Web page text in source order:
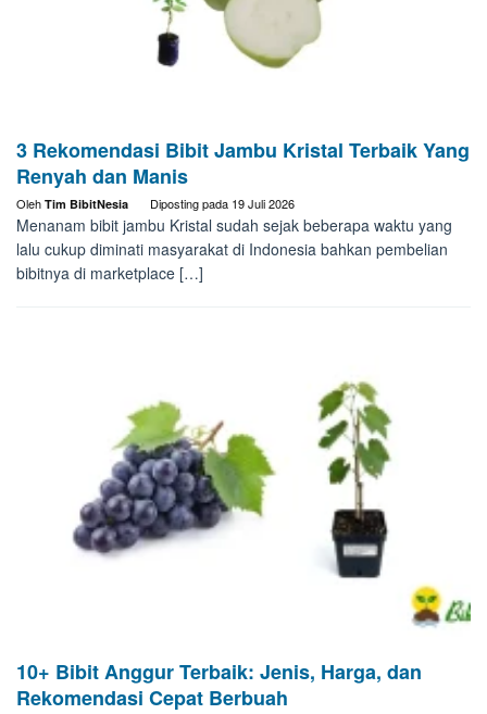
3 Rekomendasi Bibit Jambu Kristal Terbaik Yang
Renyah dan Manis
Oleh Tim BibitNesia Diposting pada 19 Juli 2026
Menanam bibit jambu Kristal sudah sejak beberapa waktu yang
lalu cukup diminati masyarakat di Indonesia bahkan pembelian
bibitnya di marketplace […]
10+ Bibit Anggur Terbaik: Jenis, Harga, dan
Rekomendasi Cepat Berbuah